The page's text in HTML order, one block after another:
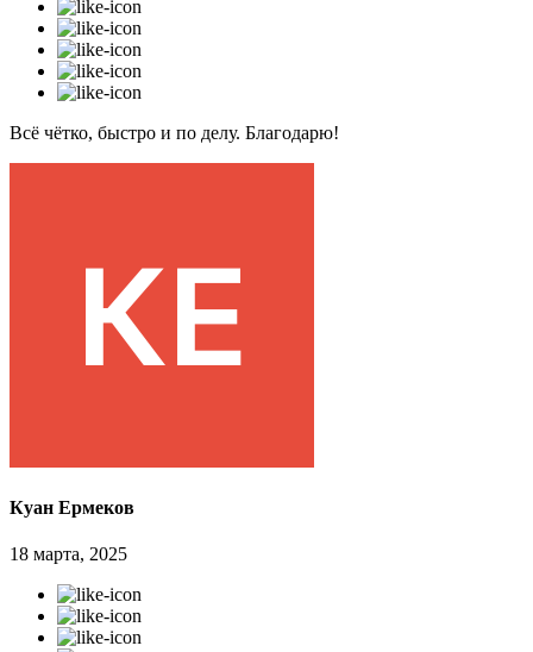
Всё чётко, быстро и по делу. Благодарю!
Куан Ермеков
18 марта, 2025